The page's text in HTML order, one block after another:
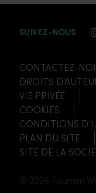
SUIVEZ-NOUS
CONTACTEZ-
DROITS
VIE PRIVÉE
COOKIES
CONDITIONS
PLAN DU SITE
SITE DE LA
© 2026 Tourism